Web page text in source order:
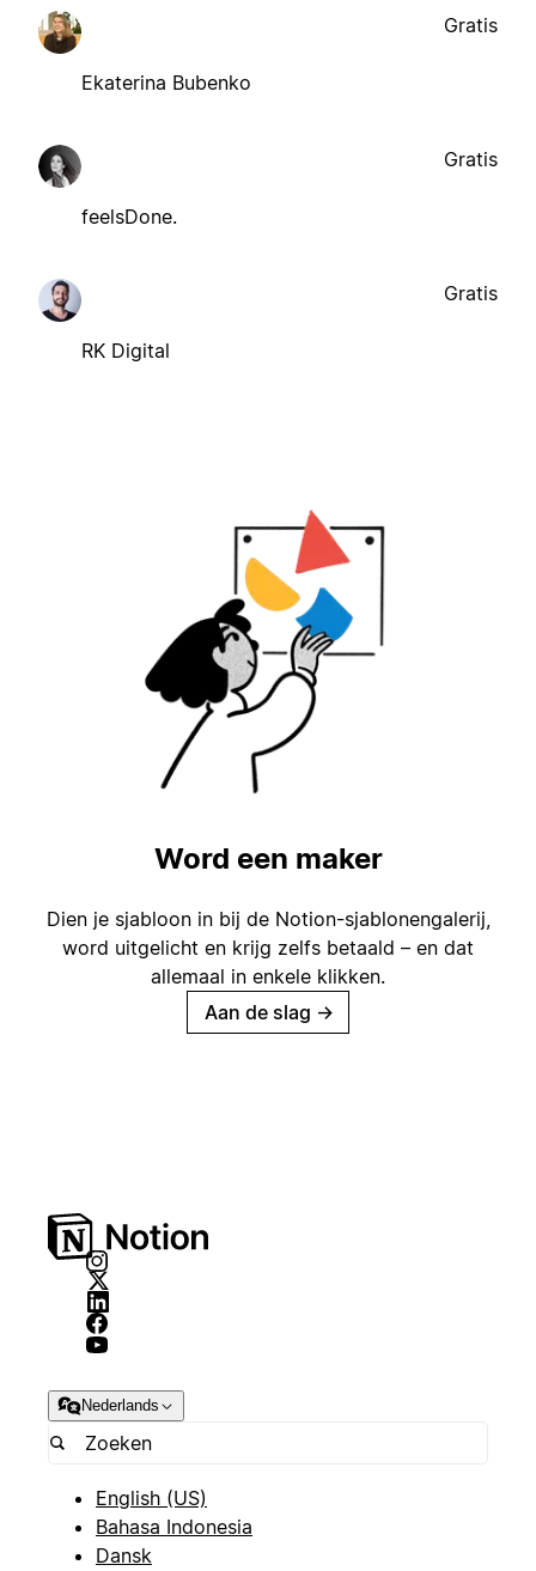
Ekaterina Bubenko
Gratis
feelsDone.
Gratis
RK Digital
Gratis
Word een maker
Dien je sjabloon in bij de Notion-sjablonengalerij,
word uitgelicht en krijg zelfs betaald – en dat
allemaal in enkele klikken.
Aan de slag →
Nederlands
English (US)
Bahasa Indonesia
Dansk